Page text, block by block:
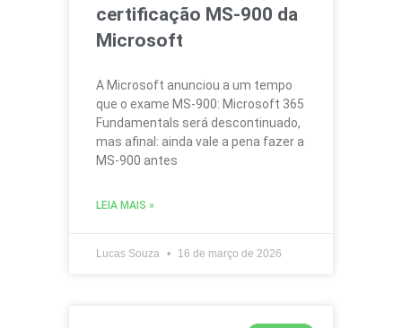
certificação MS-900 da
Microsoft
A Microsoft anunciou a um tempo
que o exame MS-900: Microsoft 365
Fundamentals será descontinuado,
mas afinal: ainda vale a pena fazer a
MS-900 antes
LEIA MAIS »
Lucas Souza 16 de março de 2026